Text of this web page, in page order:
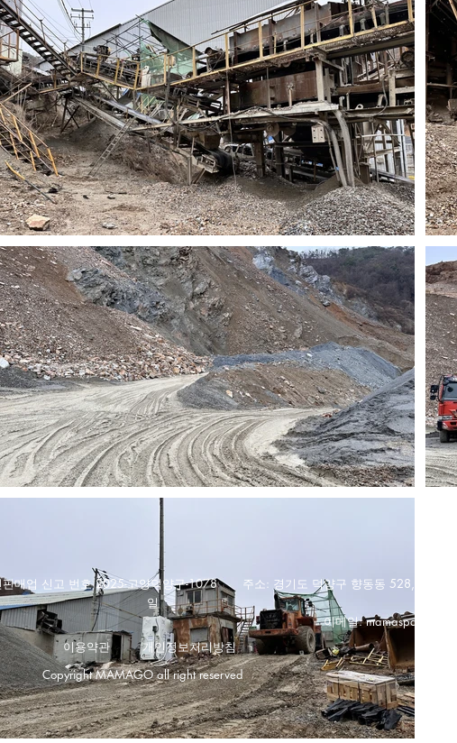
신고 번호 2025-고양덕양구-1078 주소: 경기도 덕양구 향동동 528, 더케이디
일
일:
이용약관
개인정보처리방침
Copyright MAMAGO all right reserved
​